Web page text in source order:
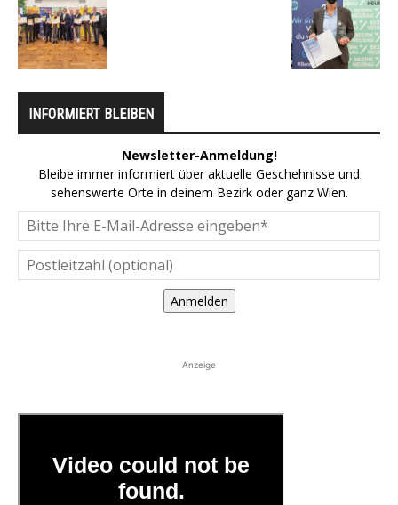
INFORMIERT BLEIBEN
Newsletter-Anmeldung!
Bleibe immer informiert über aktuelle Geschehnisse und
sehenswerte Orte in deinem Bezirk oder ganz Wien.
Anmelden
Anzeige